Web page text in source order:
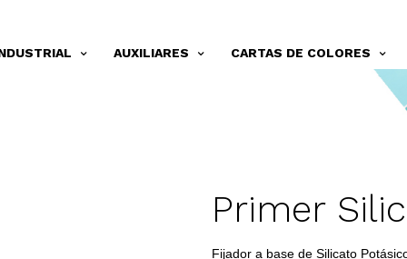
AUXILIARES CARTAS DE COLORES
Primer
Fijador a base de Silicato